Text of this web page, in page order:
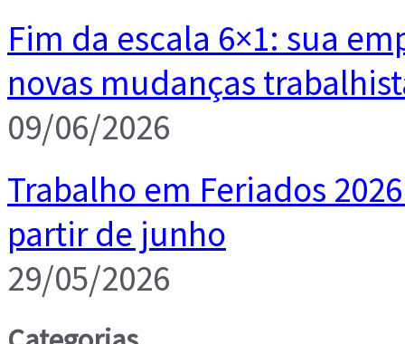
Fim da escala 6×1: sua
novas mudanças
09/06/2026
Trabalho em Feriados
partir de junho
29/05/2026